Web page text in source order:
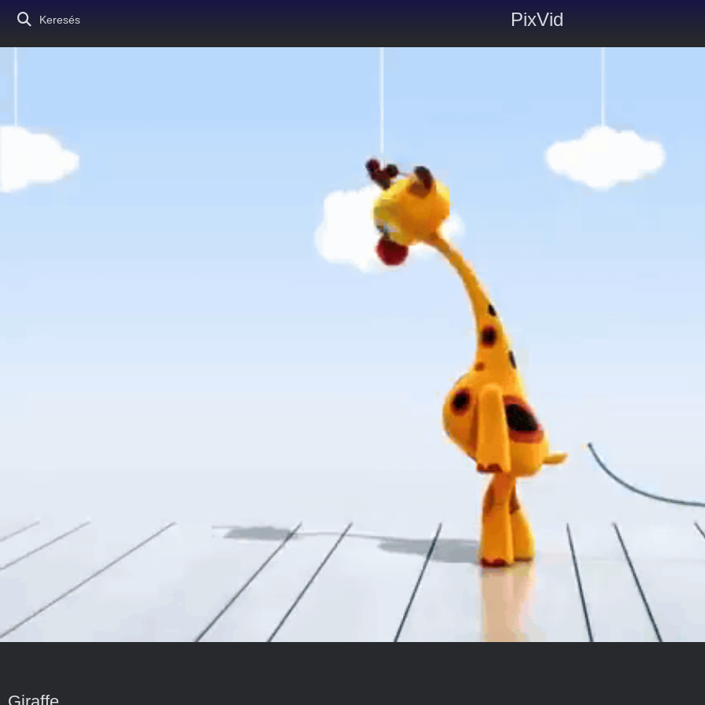
PixVid
Keresés